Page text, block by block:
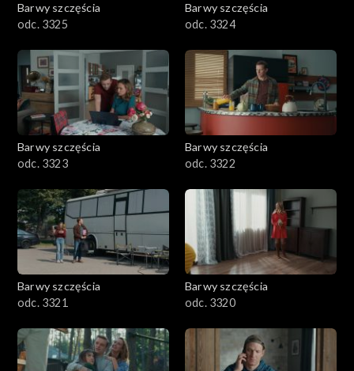
Barwy szczęścia
odc. 3325
Barwy szczęścia
odc. 3324
Barwy szczęścia
odc. 3323
Barwy szczęścia
odc. 3322
Barwy szczęścia
odc. 3321
Barwy szczęścia
odc. 3320